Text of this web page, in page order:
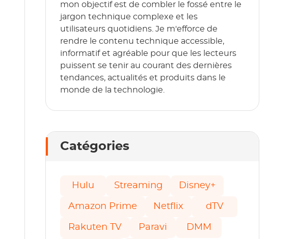
mon objectif est de combler le fossé entre le
jargon technique complexe et les
utilisateurs quotidiens. Je m'efforce de
rendre le contenu technique accessible,
informatif et agréable pour que les lecteurs
puissent se tenir au courant des dernières
tendances, actualités et produits dans le
monde de la technologie.
Catégories
Hulu Streaming Disney+
Amazon Prime Netflix dTV
Rakuten TV Paravi DMM